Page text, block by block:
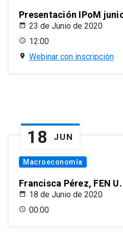
Presentación IPoM
23 de Junio de 2020
12:00
Webinar con inscripción
18 JUN
Macroeconomía
Francisca Pérez, FEN
18 de Junio de 2020
00:00